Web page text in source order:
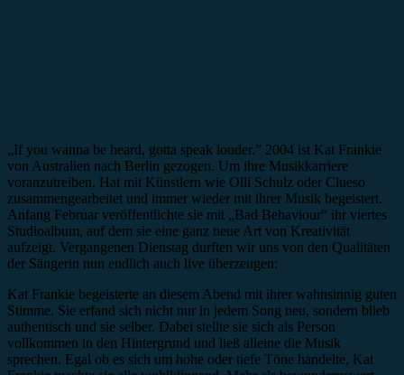
„If you wanna be heard, gotta speak louder.” 2004 ist Kat Frankie
von Australien nach Berlin gezogen. Um ihre Musikkarriere
voranzutreiben. Hat mit Künstlern wie Olli Schulz oder Clueso
zusammengearbeitet und immer wieder mit ihrer Musik begeistert.
Anfang Februar veröffentlichte sie mit „Bad Behaviour“ ihr viertes
Studioalbum, auf dem sie eine ganz neue Art von Kreativität
aufzeigt. Vergangenen Dienstag durften wir uns von den Qualitäten
der Sängerin nun endlich auch live überzeugen:
Kat Frankie begeisterte an diesem Abend mit ihrer wahnsinnig guten
Stimme. Sie erfand sich nicht nur in jedem Song neu, sondern blieb
authentisch und sie selber. Dabei stellte sie sich als Person
vollkommen in den Hintergrund und ließ alleine die Musik
sprechen. Egal ob es sich um hohe oder tiefe Töne handelte, Kat